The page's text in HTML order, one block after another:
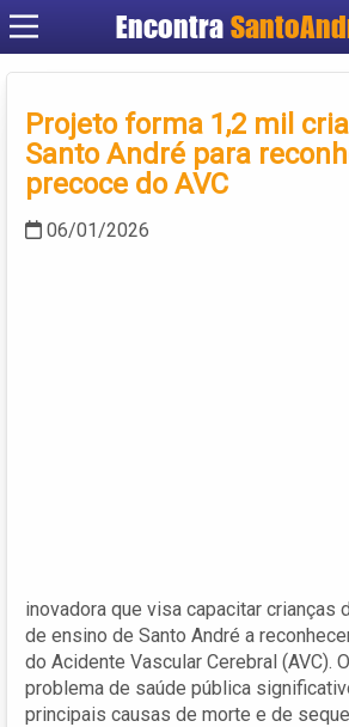
Encontra
Cadastrar
Criar conta
Projeto forma 1,2 mil
Santo André para
precoce do AVC
06/01/2026
inovadora que visa capacitar crianças
de ensino de Santo André a
do Acidente Vascular Cerebral (AVC).
problema de saúde pública
principais causas de morte e de